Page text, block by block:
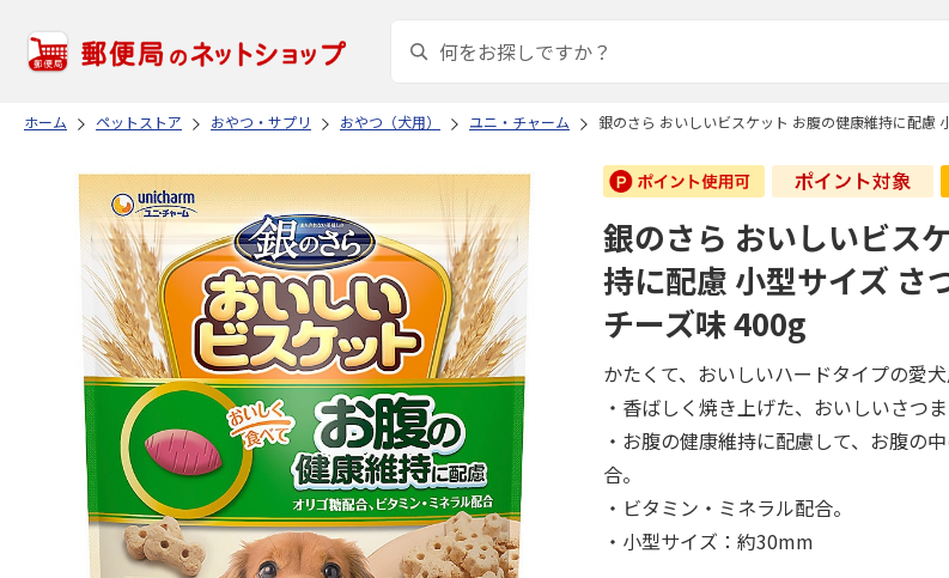
ホーム ペットストア おやつ・サプリ おやつ（犬用） ユニ・チャーム 銀のさら おいしいビスケット お腹の健康維持に配慮
銀のさら おいしいビス
持に配慮 小型サイズ さ
チーズ味 400g
かたくて、おいしいハードタイプの愛犬
・香ばしく焼き上げた、おいしいさつ
・お腹の健康維持に配慮して、お腹の
合。
・ビタミン・ミネラル配合。
・小型サイズ：約30mm